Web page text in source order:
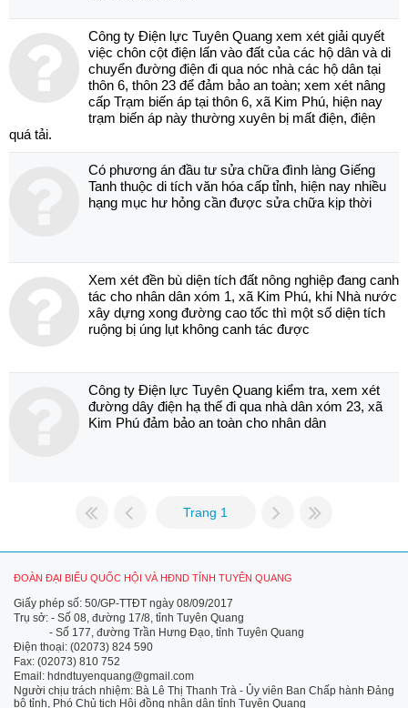
Công ty Điện lực Tuyên Quang xem xét giải quyết
việc chôn cột điện lấn vào đất của các hộ dân và di
chuyển đường điện đi qua nóc nhà các hộ dân tại
thôn 6, thôn 23 để đảm bảo an toàn; xem xét nâng
cấp Trạm biến áp tại thôn 6, xã Kim Phú, hiện nay
trạm biến áp này thường xuyên bị mất điện, điện
quá tải.
Có phương án đầu tư sửa chữa đình làng Giếng
Tanh thuộc di tích văn hóa cấp tỉnh, hiện nay nhiều
hạng mục hư hỏng cần được sửa chữa kịp thời
Xem xét đền bù diện tích đất nông nghiệp đang canh
tác cho nhân dân xóm 1, xã Kim Phú, khi Nhà nước
xây dựng xong đường cao tốc thì một số diện tích
ruộng bị úng lụt không canh tác được
Công ty Điện lực Tuyên Quang kiểm tra, xem xét
đường dây điện hạ thế đi qua nhà dân xóm 23, xã
Kim Phú đảm bảo an toàn cho nhân dân
Trang 1
ĐOÀN ĐẠI BIỂU QUỐC HỘI VÀ HĐND TỈNH TUYÊN QUANG
Giấy phép số: 50/GP-TTĐT ngày 08/09/2017
Trụ sở: - Số 08, đường 17/8, tỉnh Tuyên Quang
- Số 177, đường Trần Hưng Đạo, tỉnh Tuyên Quang
Điện thoại: (02073) 824 590
Fax: (02073) 810 752
Email: hdndtuyenquang@gmail.com
Người chịu trách nhiệm: Bà Lê Thị Thanh Trà - Ủy viên Ban Chấp hành Đảng
bộ tỉnh, Phó Chủ tịch Hội đồng nhân dân tỉnh Tuyên Quang